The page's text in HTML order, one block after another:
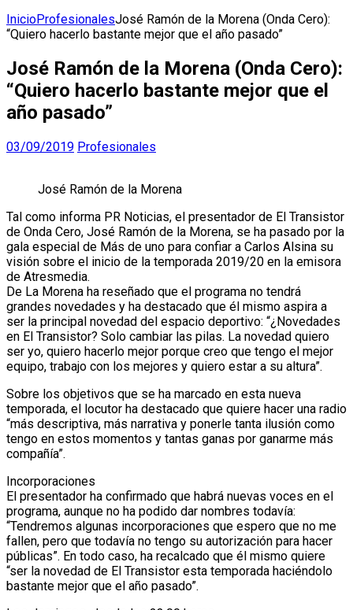
InicioProfesionalesJosé Ramón de la Morena (Onda Cero):
“Quiero hacerlo bastante mejor que el año pasado”
José Ramón de la Morena (Onda Cero):
“Quiero hacerlo bastante mejor que el
año pasado”
03/09/2019 Profesionales
José Ramón de la Morena
Tal como informa PR Noticias, el presentador de El Transistor
de Onda Cero, José Ramón de la Morena, se ha pasado por la
gala especial de Más de uno para confiar a Carlos Alsina su
visión sobre el inicio de la temporada 2019/20 en la emisora
de Atresmedia.
De La Morena ha reseñado que el programa no tendrá
grandes novedades y ha destacado que él mismo aspira a
ser la principal novedad del espacio deportivo: “¿Novedades
en El Transistor? Solo cambiar las pilas. La novedad quiero
ser yo, quiero hacerlo mejor porque creo que tengo el mejor
equipo, trabajo con los mejores y quiero estar a su altura”.
Sobre los objetivos que se ha marcado en esta nueva
temporada, el locutor ha destacado que quiere hacer una radio
“más descriptiva, más narrativa y ponerle tanta ilusión como
tengo en estos momentos y tantas ganas por ganarme más
compañía”.
Incorporaciones
El presentador ha confirmado que habrá nuevas voces en el
programa, aunque no ha podido dar nombres todavía:
“Tendremos algunas incorporaciones que espero que no me
fallen, pero que todavía no tengo su autorización para hacer
públicas”. En todo caso, ha recalcado que él mismo quiere
“ser la novedad de El Transistor esta temporada haciéndolo
bastante mejor que el año pasado”.